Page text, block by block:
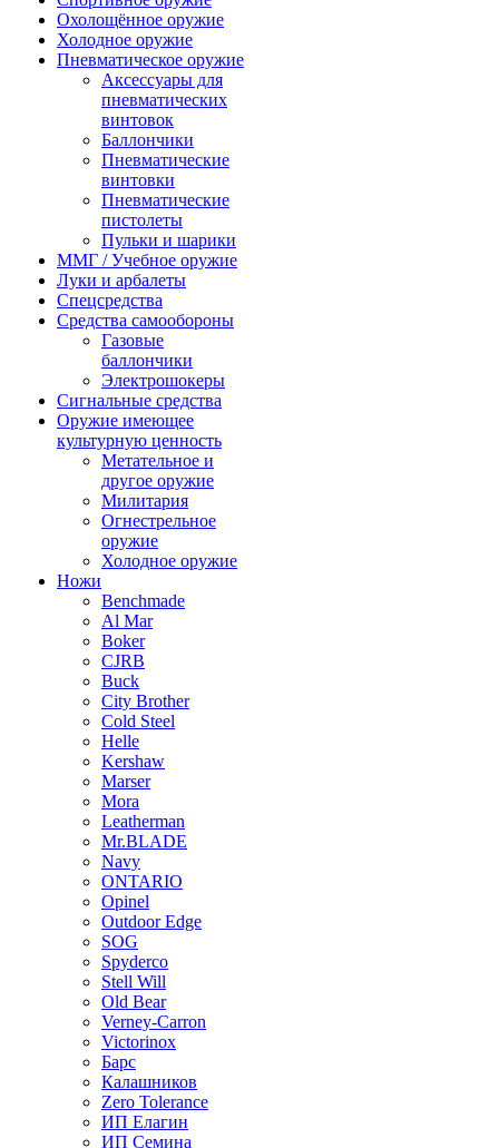
Охолощённое оружие
Холодное оружие
Пневматическое оружие
Аксессуары для
пневматических
винтовок
Баллончики
Пневматические
винтовки
Пневматические
пистолеты
Пульки и шарики
ММГ / Учебное оружие
Луки и арбалеты
Спецсредства
Средства самообороны
Газовые
баллончики
Электрошокеры
Сигнальные средства
Оружие имеющее
культурную ценность
Метательное и
другое оружие
Милитария
Огнестрельное
оружие
Холодное оружие
Ножи
Benchmade
Al Mar
Boker
CJRB
Buck
City Brother
Cold Steel
Helle
Kershaw
Marser
Mora
Leatherman
Mr.BLADE
Navy
ONTARIO
Opinel
Outdoor Edge
SOG
Spyderco
Stell Will
Old Bear
Verney-Carron
Victorinox
Барс
Калашников
Zero Tolerance
ИП Елагин
ИП Семина